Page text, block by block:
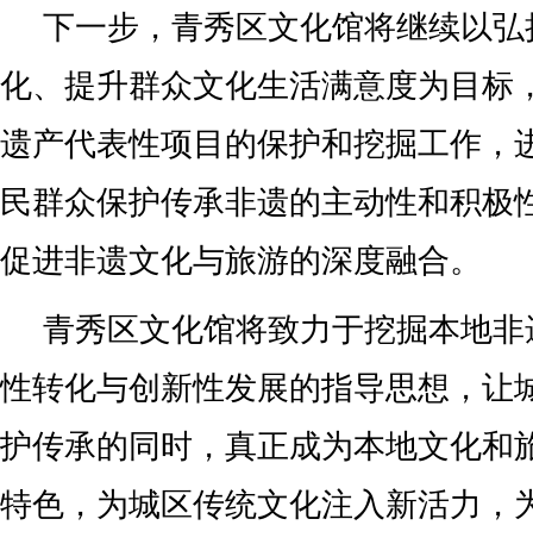
下一步，青秀区文化馆将继续以
化、提升群众文化生活满意度为目标
遗产代表性项目的保护和挖掘工作，
民群众保护传承非遗的主动性和积极
促进非遗文化与旅游的深度融合。
青秀区文化馆将致力于挖掘本地
性转化与创新性发展的指导思想，让
护传承的同时，真正成为本地文化和
特色，为城区传统文化注入新活力，